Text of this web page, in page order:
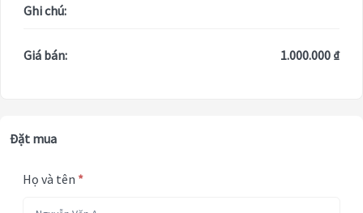
Ghi chú:
Giá bán: 1.000.000 ₫
Đặt mua
Họ và tên *